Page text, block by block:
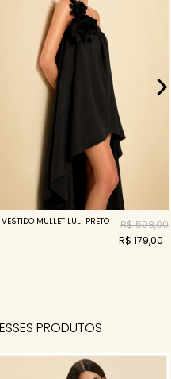
VESTIDO MULLET LULI PRETO
R$ 598,00
R$ 179,00
PRODUTOS